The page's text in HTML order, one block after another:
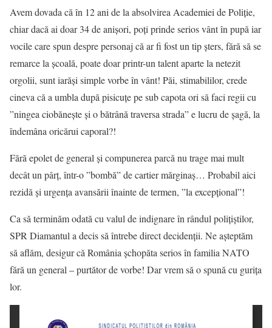
Avem dovada că în 12 ani de la absolvirea Academiei de Poliție,
chiar dacă ai doar 34 de anișori, poți prinde serios vânt în pupă iar
vocile care spun despre personaj că ar fi fost un tip șters, fără să se
remarce la școală, poate doar printr-un talent aparte la netezit
orgolii, sunt iarăși simple vorbe în vânt! Păi, stimabililor, crede
cineva că a umbla după pisicuțe pe sub capota ori să faci regii cu
”ningea ciobănește și o bătrână traversa strada” e lucru de șagă, la
îndemâna oricărui caporal?!
Fără epolet de general și compunerea parcă nu trage mai mult
decât un pârț, într-o ”bombă” de cartier mărginaș… Probabil aici
rezidă și urgența avansării înainte de termen, ”la excepțional”!
Ca să terminăm odată cu valul de indignare în rândul polițiștilor,
SPR Diamantul a decis să întrebe direct decidenții. Ne așteptăm
să aflăm, desigur că România șchopăta serios în familia NATO
fără un general – purtător de vorbe! Dar vrem să o spună cu gurița
lor.